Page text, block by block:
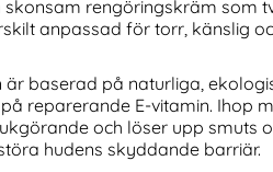
skonsam rengöringskräm som
anpassad för torr, känslig
baserad på naturliga,
reparerande E-vitamin. Ihop
och löser upp smuts
hudens skyddande barriär.